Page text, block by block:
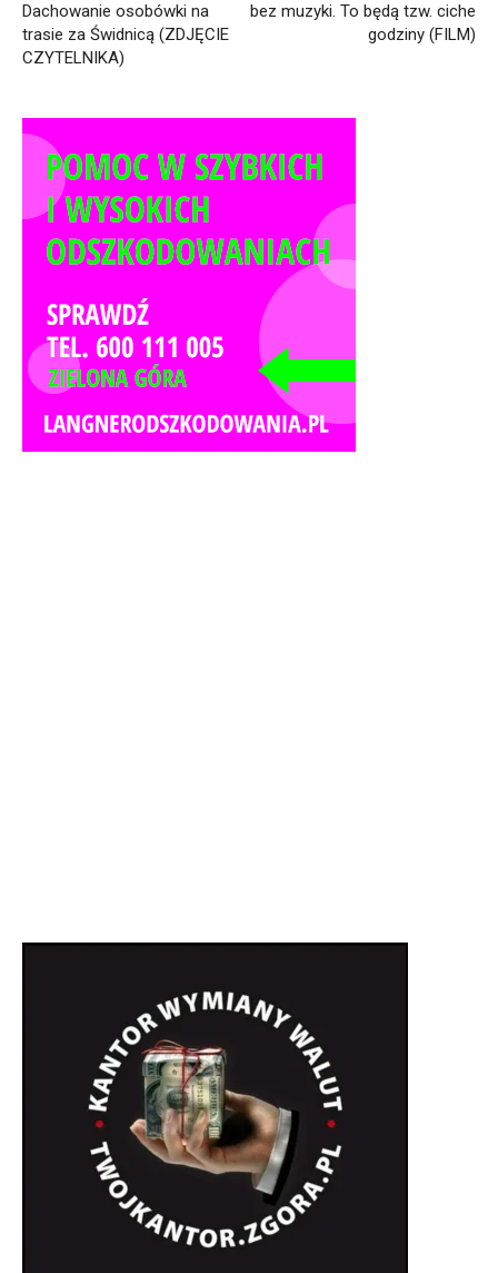
Dachowanie osobówki na
trasie za Świdnicą (ZDJĘCIE
CZYTELNIKA)
bez muzyki. To będą tzw. ciche
godziny (FILM)